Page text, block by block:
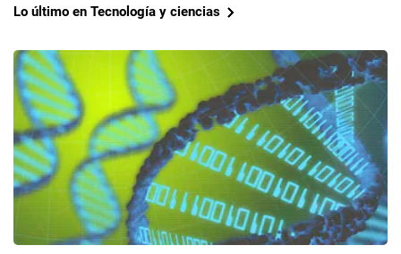
Lo último en Tecnología y ciencias